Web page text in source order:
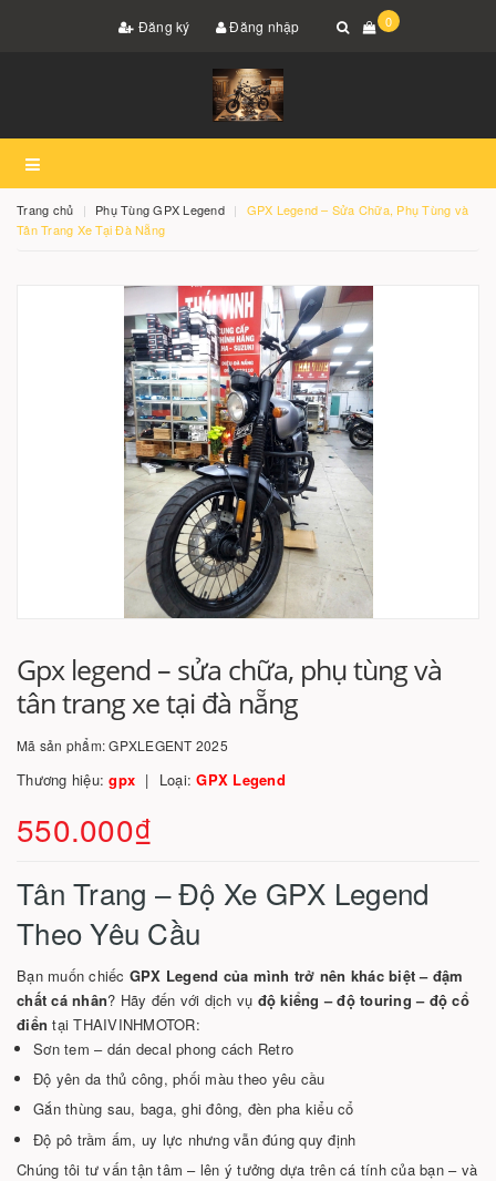
Đăng ký Đăng nhập 0
Trang chủ Phụ Tùng GPX Legend
GPX Legend – Sửa Chữa, Phụ Tùng và
Tân Trang Xe Tại Đà Nẵng
Gpx legend – sửa chữa, phụ tùng và
tân trang xe tại đà nẵng
Mã sản phẩm:GPXLEGENT 2025
Thương hiệu:gpx Loại:GPX Legend
550.000₫
Tân Trang – Độ Xe GPX Legend
Theo Yêu Cầu
Bạn muốn chiếc GPX Legend của mình trở nên khác biệt – đậm
chất cá nhân? Hãy đến với dịch vụ độ kiểng – độ touring – độ cổ
điển tại THAIVINHMOTOR:
Sơn tem – dán decal phong cách Retro
Độ yên da thủ công, phối màu theo yêu cầu
Gắn thùng sau, baga, ghi đông, đèn pha kiểu cổ
Độ pô trầm ấm, uy lực nhưng vẫn đúng quy định
Chúng tôi tư vấn tận tâm – lên ý tưởng dựa trên cá tính của bạn – và